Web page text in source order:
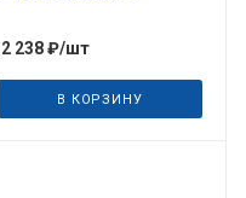
2 238₽/шт
В КОРЗИНУ